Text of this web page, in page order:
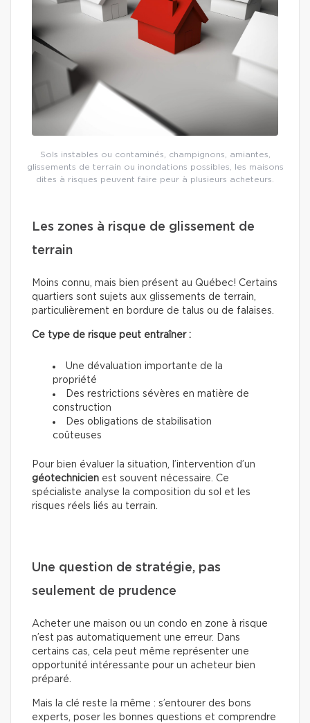
Sols instables ou contaminés, champignons, amiantes,
glissements de terrain ou inondations possibles, les maisons
dites à risques peuvent faire peur à plusieurs acheteurs.
Les zones à risque de glissement de
terrain
Moins connu, mais bien présent au Québec! Certains
quartiers sont sujets aux glissements de terrain,
particulièrement en bordure de talus ou de falaises.
Ce type de risque peut entraîner :
Une dévaluation importante de la
propriété
Des restrictions sévères en matière de
construction
Des obligations de stabilisation
coûteuses
Pour bien évaluer la situation, l’intervention d’un
géotechnicien est souvent nécessaire. Ce
spécialiste analyse la composition du sol et les
risques réels liés au terrain.
Une question de stratégie, pas
seulement de prudence
Acheter une maison ou un condo en zone à risque
n’est pas automatiquement une erreur. Dans
certains cas, cela peut même représenter une
opportunité intéressante pour un acheteur bien
préparé.
Mais la clé reste la même : s’entourer des bons
experts, poser les bonnes questions et comprendre